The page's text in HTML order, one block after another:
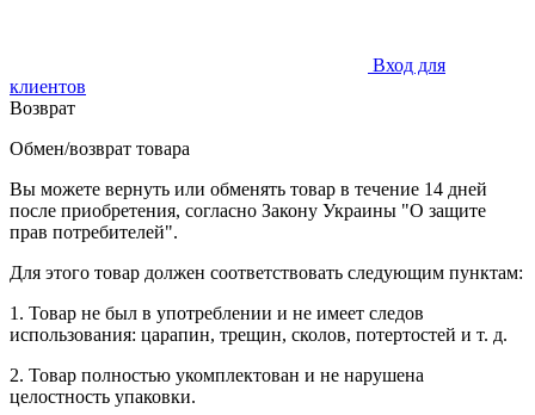
Вход для
клиентов
Возврат
Обмен/возврат товара
Вы можете вернуть или обменять товар в течение 14 дней
после приобретения, согласно Закону Украины "О защите
прав потребителей".
Для этого товар должен соответствовать следующим пунктам:
1. Товар не был в употреблении и не имеет следов
использования: царапин, трещин, сколов, потертостей и т. д.
2. Товар полностью укомплектован и не нарушена
целостность упаковки.